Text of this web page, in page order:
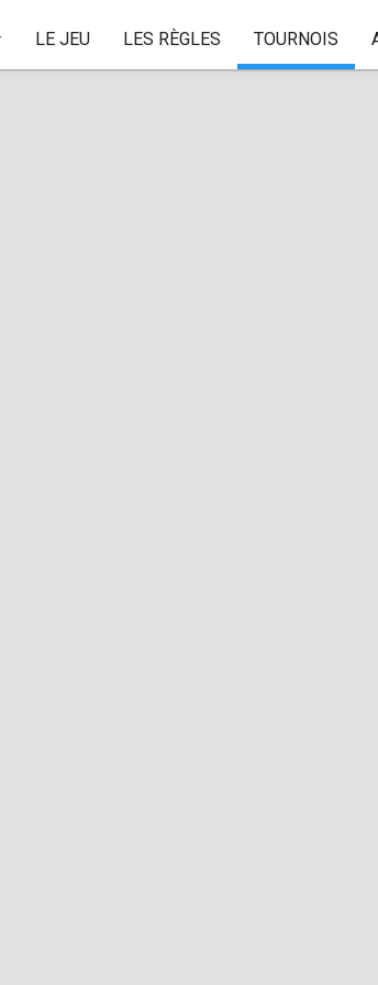
LE JEU LES RÈGLES TOURNOIS